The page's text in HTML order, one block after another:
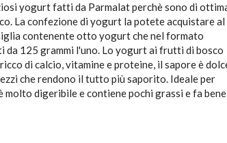
yogurt fatti da Parmalat perchè sono di
La confezione di yogurt la potete acquistare al
contenente otto yogurt che nel formato
da 125 grammi l'uno. Lo yogurt ai frutti di bosco
di calcio, vitamine e proteine, il sapore è
che rendono il tutto più saporito. Ideale per
molto digeribile e contiene pochi grassi e fa bene